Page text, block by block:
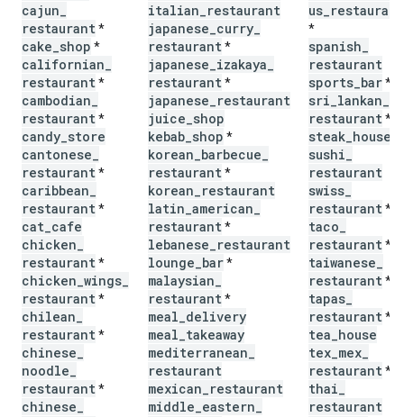
cajun
restaurant*
cake shop *
californian
restaurant*
cambodian
restaurant*
candy store
cantonese
restaurant*
caribbean
restaurant*
cat cafe
chicken
restaurant*
chicken wings
restaurant*
chilean
restaurant*
chinese
noodle
restaurant*
chinese
italian restaurant
japanese curry
restaurant*
japanese izakaya
restaurant*
japanese restaurant
juice shop
kebab shop *
korean barbecue
restaurant*
korean restaurant
latin american
restaurant*
lebanese restaurant
lounge bar*
malaysian
restaurant*
meal delivery
meal takeaway
mediterranean
restaurant
mexican restaurant
middle eastern
us restaurant
*
spanish
restaurant
sports bar*
sri lankan
restaurant*
steak house
sushi
restaurant
swiss
restaurant*
taco
restaurant*
taiwanese
restaurant*
tapas
restaurant*
tea house
tex mex
restaurant*
thai
restaurant